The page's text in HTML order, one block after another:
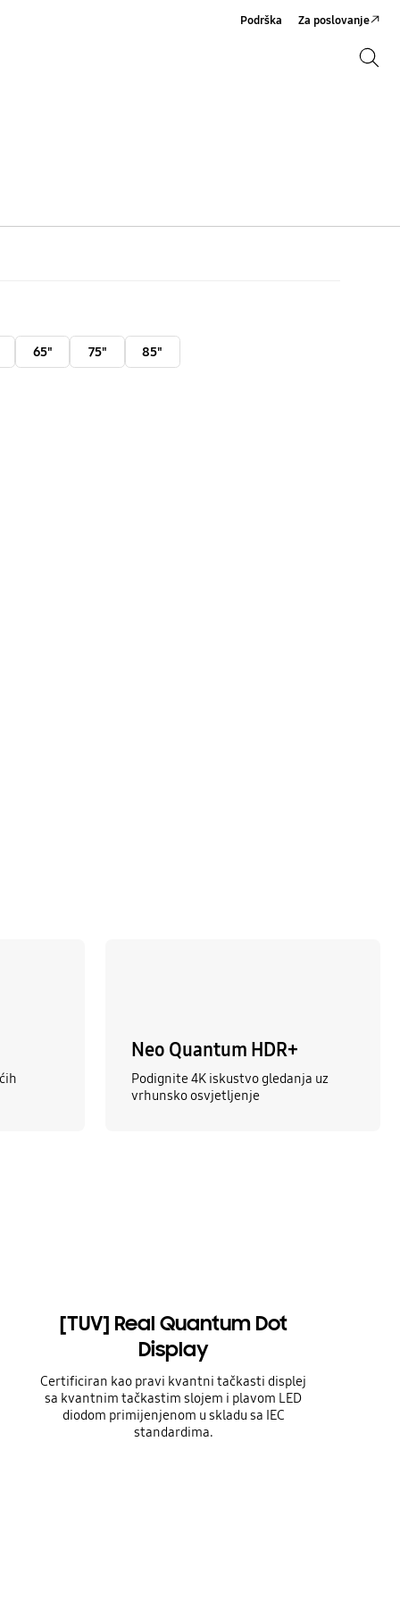
Podrška Za poslovanje
65" 75" 85"
Neo Quantum HDR+
Podignite 4K iskustvo gledanja uz
vrhunsko osvjetljenje
[TUV] Real Quantum Dot
Display
Certificiran kao pravi kvantni tačkasti displej
sa kvantnim tačkastim slojem i plavom LED
diodom primijenjenom u skladu sa IEC
standardima.